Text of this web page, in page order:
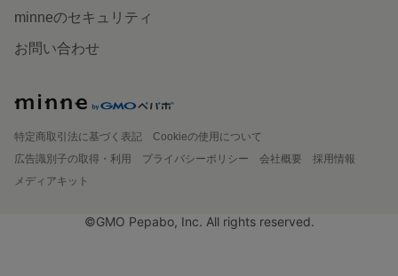
minneのセキュリティ
お問い合わせ
特定商取引法に基づく表記
Cookieの使用について
広告識別子の取得・利用
プライバシーポリシー 会社概要
採用情報
メディアキット
©GMO Pepabo, Inc. All rights reserved.